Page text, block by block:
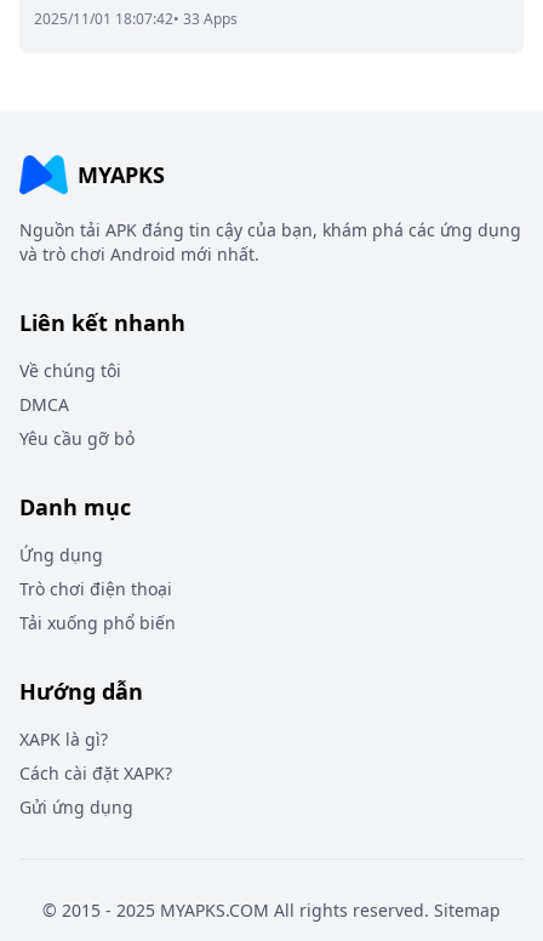
2025/11/01 18:07:42• 33 Apps
MYAPKS
Nguồn tải APK đáng tin cậy của bạn, khám phá các ứng dụng
và trò chơi Android mới nhất.
Liên kết nhanh
Về chúng tôi
DMCA
Yêu cầu gỡ bỏ
Danh mục
Ứng dụng
Trò chơi điện thoại
Tải xuống phổ biến
Hướng dẫn
XAPK là gì?
Cách cài đặt XAPK?
Gửi ứng dụng
© 2015 - 2025 MYAPKS.COM All rights reserved. Sitemap